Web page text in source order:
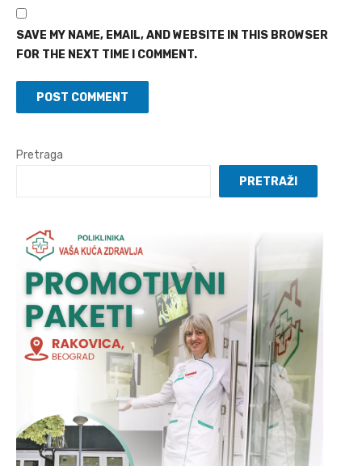
SAVE MY NAME, EMAIL, AND WEBSITE IN THIS BROWSER
FOR THE NEXT TIME I COMMENT.
Pretraga
PRETRAŽI